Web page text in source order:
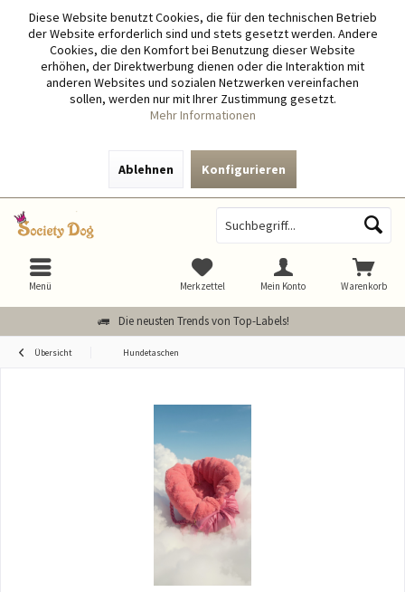
Diese Website benutzt Cookies, die für den technischen Betrieb
der Website erforderlich sind und stets gesetzt werden. Andere
Cookies, die den Komfort bei Benutzung dieser Website
erhöhen, der Direktwerbung dienen oder die Interaktion mit
anderen Websites und sozialen Netzwerken vereinfachen
sollen, werden nur mit Ihrer Zustimmung gesetzt.
Mehr Informationen
Ablehnen Konfigurieren
Die neusten Trends von Top-Labels!
Warenkorb
Merkzettel Mein Konto
Menü
Übersicht Hundetaschen